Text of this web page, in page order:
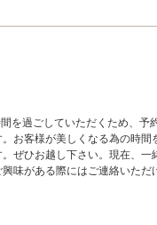
を過ごしていただくため、予
お客様が美しくなる為の時間
ぜひお越し下さい。現在、一
味がある際にはご連絡いただ